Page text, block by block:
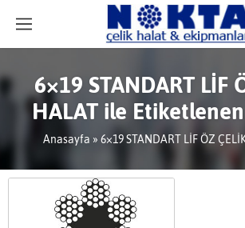
6×19 STANDART LİF
HALAT ile
Anasayfa » 6×19 STANDART LİF ÖZ